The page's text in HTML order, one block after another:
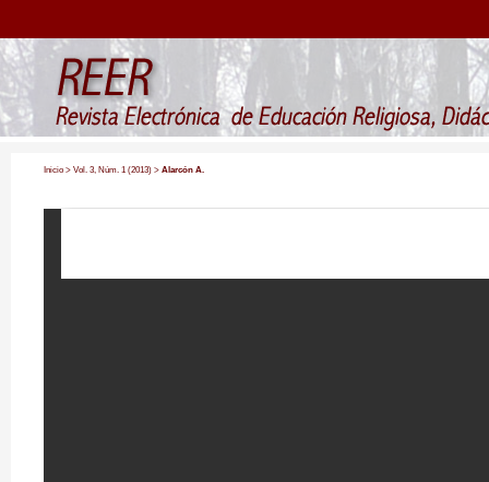
Inicio > Vol. 3, Núm. 1 (2013) > Alarcón A.